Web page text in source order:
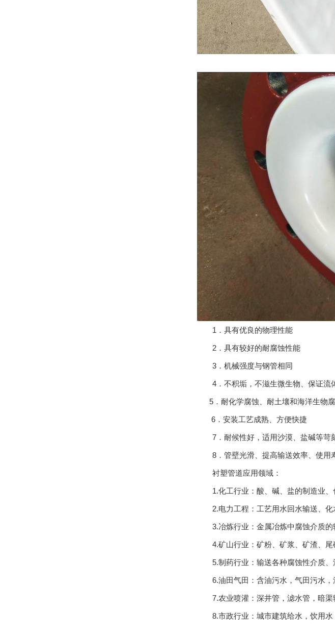
1．具有优良的物理性能
2．具有较好的耐腐蚀性能
3．机械强度与钢管相同
4．不积垢，不滋生微生物、保证流
5．耐化学腐蚀、耐土壤和海洋生物
6．安装工艺成熟、方便快捷
7．耐候性好，适用沙漠、盐碱等苛
8．管壁光滑、提高输送效率、使用
衬塑管道应用领域：
1.化工行业：酸、碱、盐的制造业、
2.电力工程：工艺用水回水输送、化
3.冶炼行业：金属冶炼中腐蚀介质的
4.矿山行业：矿粉、矿浆、矿渣、尾
5.制药行业：输送各种腐蚀性介质、
6.油田气田：含油污水，气田污水，
7.农业喷灌：深井管，滤水管，暗渠
8.市政行业：城市建筑给水，饮用水